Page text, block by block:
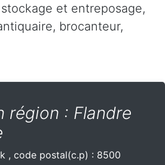
et entreposage,
brocanteur,
région : Flandre
, code postal(c.p) : 8500